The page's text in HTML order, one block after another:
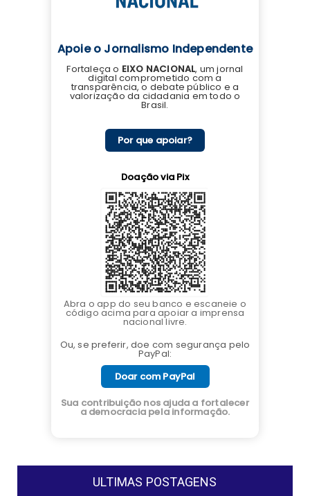
Apoie o Jornalismo Independente
Fortaleça o EIXO NACIONAL, um jornal
digital comprometido com a
transparência, o debate público e a
valorização da cidadania em todo o
Brasil.
Por que apoiar?
Doação via Pix
Abra o app do seu banco e escaneie o
código acima para apoiar a imprensa
nacional livre.
Ou, se preferir, doe com segurança pelo
PayPal:
Doar com PayPal
Sua contribuição nos ajuda a fortalecer
a democracia pela informação.
ULTIMAS POSTAGENS